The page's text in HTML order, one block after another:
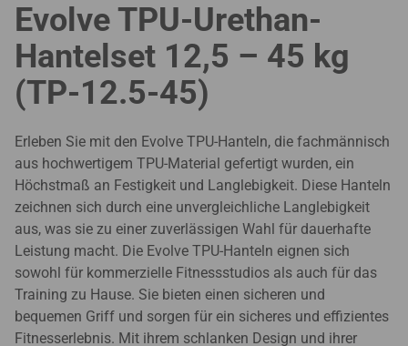
Evolve TPU-Urethan-
Hantelset 12,5 – 45 kg
(TP-12.5-45)
Erleben Sie mit den Evolve TPU-Hanteln, die fachmännisch
aus hochwertigem TPU-Material gefertigt wurden, ein
Höchstmaß an Festigkeit und Langlebigkeit. Diese Hanteln
zeichnen sich durch eine unvergleichliche Langlebigkeit
aus, was sie zu einer zuverlässigen Wahl für dauerhafte
Leistung macht. Die Evolve TPU-Hanteln eignen sich
sowohl für kommerzielle Fitnessstudios als auch für das
Training zu Hause. Sie bieten einen sicheren und
bequemen Griff und sorgen für ein sicheres und effizientes
Fitnesserlebnis. Mit ihrem schlanken Design und ihrer